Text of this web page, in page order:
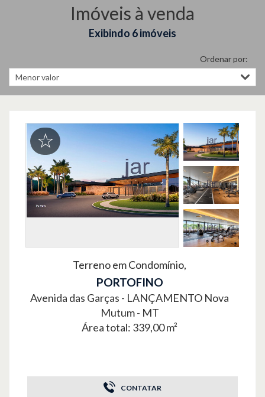
Imóveis à venda
Exibindo 6 imóveis
Ordenar por:
Terreno em Condomínio,
PORTOFINO
Avenida das Garças - LANÇAMENTO Nova
Mutum - MT
Área total: 339,00 m²
CONTATAR